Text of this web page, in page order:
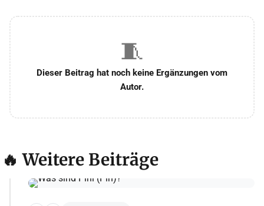
🧵
Dieser Beitrag hat noch keine Ergänzungen vom
Autor.
🔥 Weitere Beiträge